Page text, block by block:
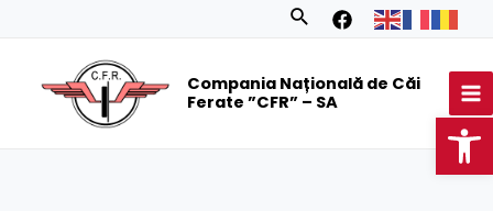
Search
Compania Națională de Căi
Ferate ”CFR” – SA